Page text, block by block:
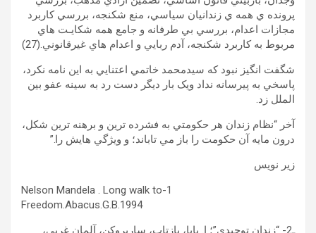
پرونده ي همه ي زندانيان سياسي، منع شکنجه، بررسي کاربرد
مجازات اعدام، بررسي بي طرفانه و جامع همه شکایـت هاي
مربوط به کاربرد شکنجه، آدم ربايي و اعدام هاي غيرقانوني.(27)
شگفت انگيز نبود که سيدمحمد خاتمي اعتنايي به اين نامه نکرد،
پاسخي به پيرسانه نداد ويک بار ديگر دست رد به سينه عفو بين
الملل زد.
آخر “نظام زندان هر حکومتي به فشرده ترين و برهنه ترين شکل،
درون مايه آن حکومت را باز مي تاباند؛ و ويژگي هايش را.”
زير نويس
1-Nelson Mandela . Long walk to
Freedom.Abacus.G.B.1994
ـ2- “زندان توحيدي”؛ ا. پايا، بازتاب، ساربروکن، آلمان غربي،